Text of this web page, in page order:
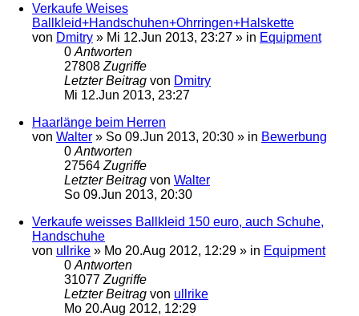
Verkaufe Weises
Ballkleid+Handschuhen+Ohrringen+Halskette
von Dmitry » Mi 12.Jun 2013, 23:27 » in Equipment
0 Antworten
27808 Zugriffe
Letzter Beitrag von Dmitry
Mi 12.Jun 2013, 23:27
Haarlänge beim Herren
von Walter » So 09.Jun 2013, 20:30 » in Bewerbung
0 Antworten
27564 Zugriffe
Letzter Beitrag von Walter
So 09.Jun 2013, 20:30
Verkaufe weisses Ballkleid 150 euro, auch Schuhe,
Handschuhe
von ullrike » Mo 20.Aug 2012, 12:29 » in Equipment
0 Antworten
31077 Zugriffe
Letzter Beitrag von ullrike
Mo 20.Aug 2012, 12:29